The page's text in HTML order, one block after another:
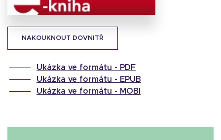
NAKOUKNOUT DOVNITŘ
Ukázka ve formátu - PDF
Ukázka ve formátu - EPUB
Ukázka ve formátu - MOBI